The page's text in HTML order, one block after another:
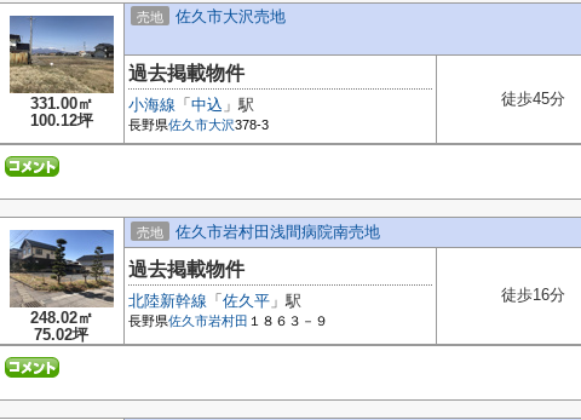
331.00㎡
100.12坪
売地 佐久市大沢売地
過去掲載物件
小海線 「 中込 」駅
長野県佐久市大沢378-3
徒歩45分
248.02㎡
75.02坪
売地 佐久市岩村田浅間病院南売地
過去掲載物件
北陸新幹線 「 佐久平 」駅
長野県佐久市岩村田 １８６３－９
徒歩16分